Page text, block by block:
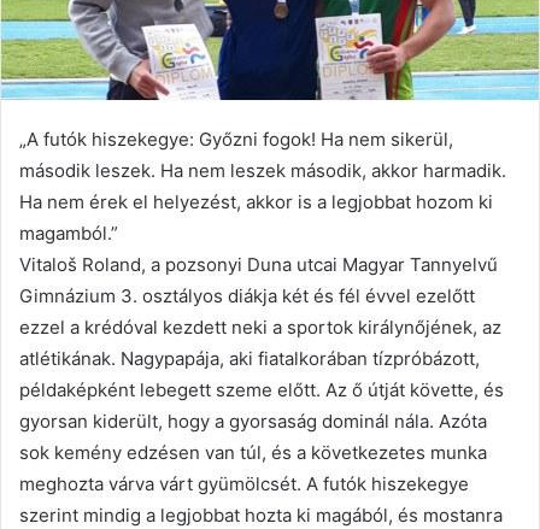
„A futók hiszekegye: Győzni fogok! Ha nem sikerül,
második leszek. Ha nem leszek második, akkor harmadik.
Ha nem érek el helyezést, akkor is a legjobbat hozom ki
magamból.”
Vitaloš Roland, a pozsonyi Duna utcai Magyar Tannyelvű
Gimnázium 3. osztályos diákja két és fél évvel ezelőtt
ezzel a krédóval kezdett neki a sportok királynőjének, az
atlétikának. Nagypapája, aki fiatalkorában tízpróbázott,
példaképként lebegett szeme előtt. Az ő útját követte, és
gyorsan kiderült, hogy a gyorsaság dominál nála. Azóta
sok kemény edzésen van túl, és a következetes munka
meghozta várva várt gyümölcsét. A futók hiszekegye
szerint mindig a legjobbat hozta ki magából, és mostanra